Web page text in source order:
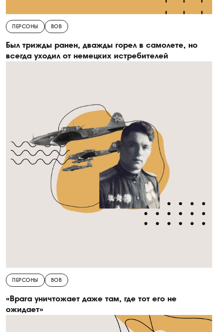
ПЕРСОНЫ ВОВ
Был трижды ранен, дважды горел в самолете, но
всегда уходил от немецких истребителей
ПЕРСОНЫ ВОВ
«Врага уничтожает даже там, где тот его не
ожидает»